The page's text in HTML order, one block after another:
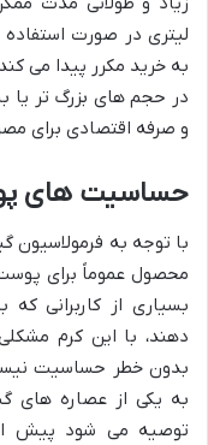
لیتری در صورت
به خرید مکرر پیدا می
در حجم های بزرگ تر یا
و صرفه اقتصادی برای
حساسیت های
محصول عموماً برای
بسیاری از کاربرانی
دهند، با این کرم
بدون خطر حساسیت نیست
به یکی از عصاره های
توصیه می شود پیش